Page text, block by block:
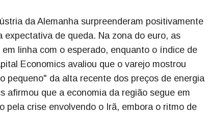
da Alemanha surpreenderam positivamente
de queda. Na zona do euro, as
linha com o esperado, enquanto o índice de
Economics avaliou que o varejo mostrou
pequeno" da alta recente dos preços de energia
afirmou que a economia da região segue em
pela crise envolvendo o Irã, embora o ritmo de